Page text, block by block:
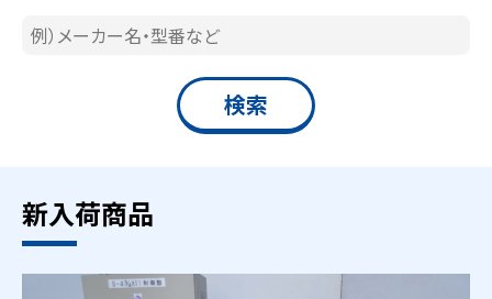
新入荷商品